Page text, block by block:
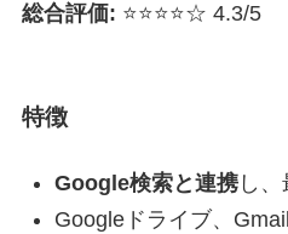
総合評価: ⭐⭐⭐⭐☆ 4.3/5
特徴
Google検索と連携し、
Googleドライブ、